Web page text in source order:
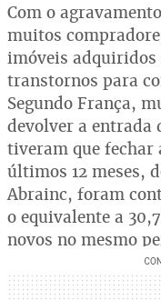
Com o
muitos
imóveis adquiridos
transtornos para
Segundo França,
devolver a entrada
tiveram que fechar
últimos 12 meses,
Abrainc, foram
o equivalente a
novos no mesmo